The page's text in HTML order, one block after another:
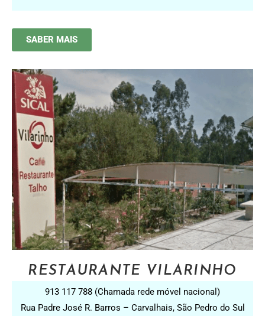
SABER MAIS
RESTAURANTE VILARINHO
913 117 788 (Chamada rede móvel nacional)
Rua Padre José R. Barros – Carvalhais, São Pedro do Sul